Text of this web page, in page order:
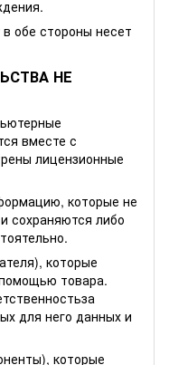
обе стороны несет
НЕ
вместе с
лицензионные
которые не
сохраняются либо
которые
товара.
для него данных и
которые